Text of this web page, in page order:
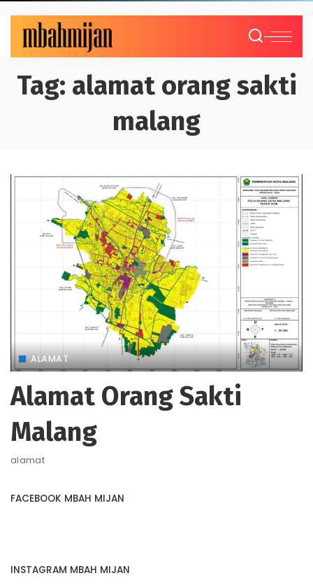
Tag: alamat orang sakti
malang
ALAMAT
Alamat Orang Sakti
Malang
alamat
FACEBOOK MBAH MIJAN
INSTAGRAM MBAH MIJAN